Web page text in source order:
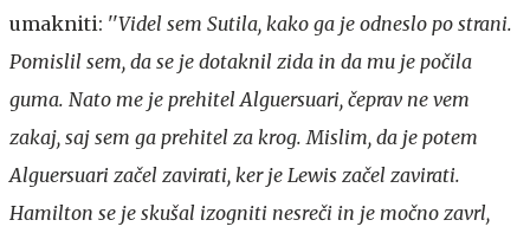
umakniti: ''Videl sem Sutila, kako ga je odneslo po strani.
Pomislil sem, da se je dotaknil zida in da mu je počila
guma. Nato me je prehitel Alguersuari, čeprav ne vem
zakaj, saj sem ga prehitel za krog. Mislim, da je potem
Alguersuari začel zavirati, ker je Lewis začel zavirati.
Hamilton se je skušal izogniti nesreči in je močno zavrl,